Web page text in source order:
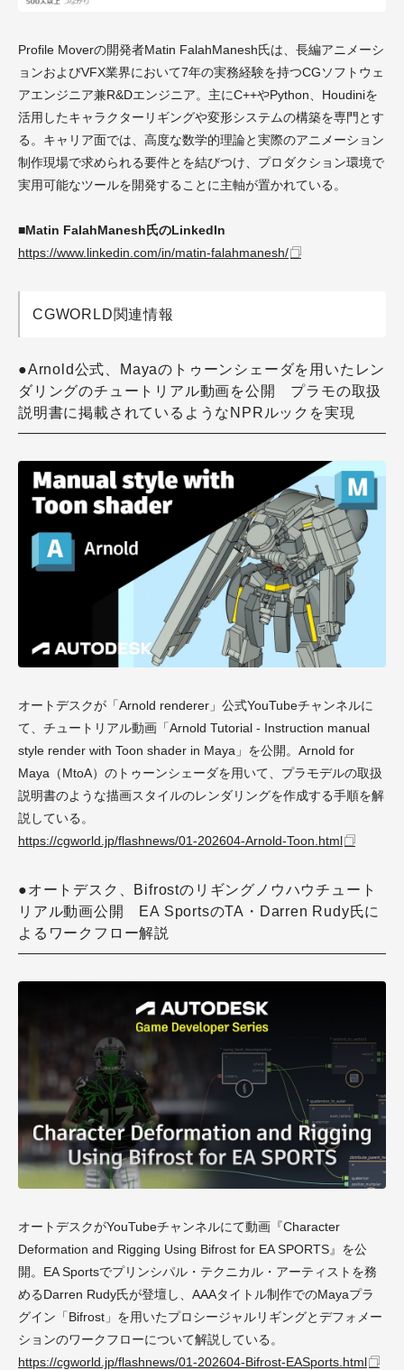
Profile Moverの開発者Matin FalahManesh氏は、長編アニメーシ
ョンおよびVFX業界において7年の実務経験を持つCGソフトウェ
アエンジニア兼R&Dエンジニア。主にC++やPython、Houdiniを
活用したキャラクターリギングや変形システムの構築を専門とす
る。キャリア面では、高度な数学的理論と実際のアニメーション
制作現場で求められる要件とを結びつけ、プロダクション環境で
実用可能なツールを開発することに主軸が置かれている。
■Matin FalahManesh氏のLinkedIn
https://www.linkedin.com/in/matin-falahmanesh/
CGWORLD関連情報
●Arnold公式、Mayaのトゥーンシェーダを用いたレン
ダリングのチュートリアル動画を公開 プラモの取扱
説明書に掲載されているようなNPRルックを実現
オートデスクが「Arnold renderer」公式YouTubeチャンネルに
て、チュートリアル動画「Arnold Tutorial - Instruction manual
style render with Toon shader in Maya」を公開。Arnold for
Maya（MtoA）のトゥーンシェーダを用いて、プラモデルの取扱
説明書のような描画スタイルのレンダリングを作成する手順を解
説している。
https://cgworld.jp/flashnews/01-202604-Arnold-Toon.html
●オートデスク、Bifrostのリギングノウハウチュート
リアル動画公開 EA SportsのTA・Darren Rudy氏に
よるワークフロー解説
オートデスクがYouTubeチャンネルにて動画『Character
Deformation and Rigging Using Bifrost for EA SPORTS』を公
開。EA Sportsでプリンシパル・テクニカル・アーティストを務
めるDarren Rudy氏が登壇し、AAAタイトル制作でのMayaプラ
グイン「Bifrost」を用いたプロシージャルリギングとデフォメー
ションのワークフローについて解説している。
https://cgworld.jp/flashnews/01-202604-Bifrost-EASports.html